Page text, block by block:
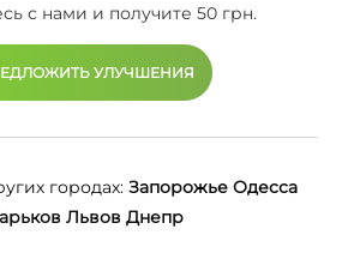
с нами и получите 50 грн.
УЛУЧШЕНИЯ
городах: Запорожье Одесса
Львов Днепр